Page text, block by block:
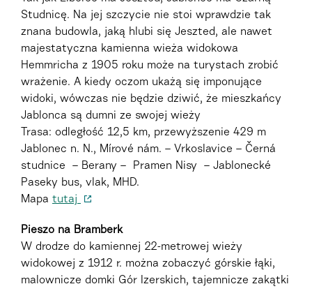
Studnicę. Na jej szczycie nie stoi wprawdzie tak
znana budowla, jaką hlubi się Jeszted, ale nawet
majestatyczna kamienna wieża widokowa
Hemmricha z 1905 roku może na turystach zrobić
wrażenie. A kiedy oczom ukażą się imponujące
widoki, wówczas nie będzie dziwić, że mieszkańcy
Jablonca są dumni ze swojej wieży
Trasa: odległość 12,5 km, przewyższenie 429 m
Jablonec n. N., Mírové nám. – Vrkoslavice – Černá
studnice – Berany – Pramen Nisy – Jablonecké
Paseky bus, vlak, MHD.
Mapa tutaj
Pieszo na Bramberk
W drodze do kamiennej 22-metrowej wieży
widokowej z 1912 r. można zobaczyć górskie łąki,
malownicze domki Gór Izerskich, tajemnicze zakątki